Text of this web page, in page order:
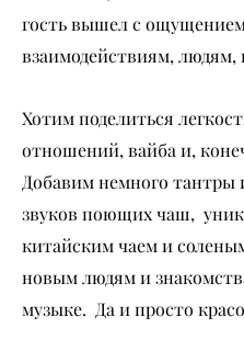
гость вышел с
взаимодействиям,
Хотим поделиться
отношений, вайба и,
Добавим немного тантры
звуков поющих чаш,
китайским чаем и
новым людям и
музыке. Да и просто